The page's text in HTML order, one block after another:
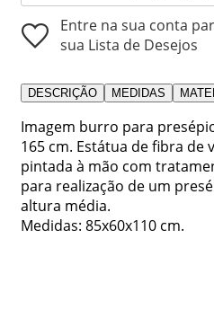
Entre na sua conta
sua Lista de Desejos
DESCRIÇÃO MEDIDAS
Imagem burro para
165 cm. Estátua de fibra de
pintada à mão com
para realização de um
altura média.
Medidas: 85x60x110 cm.